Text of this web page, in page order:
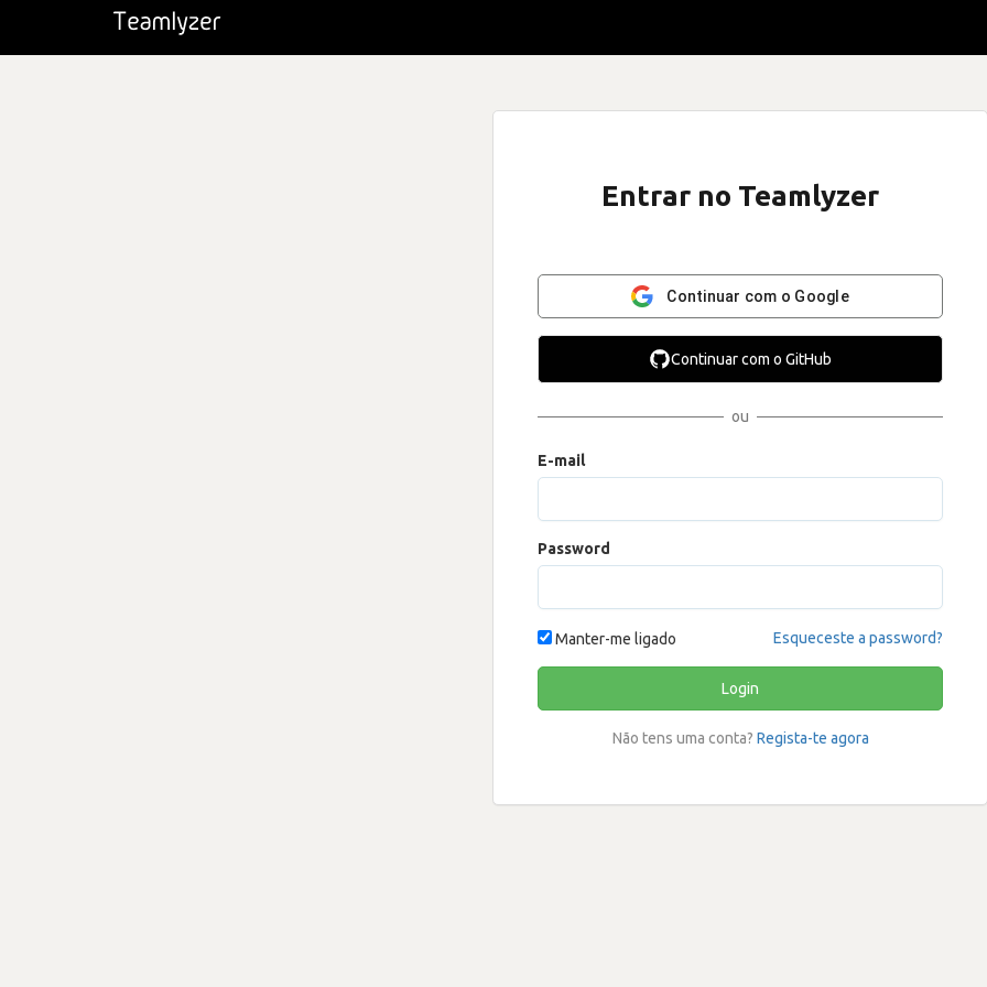
Entrar no Teamlyzer
Continuar com o Google
Continuar com o GitHub
ou
E-mail
Password
Manter-me ligado Esqueceste a password?
Login
Não tens uma conta? Regista-te agora